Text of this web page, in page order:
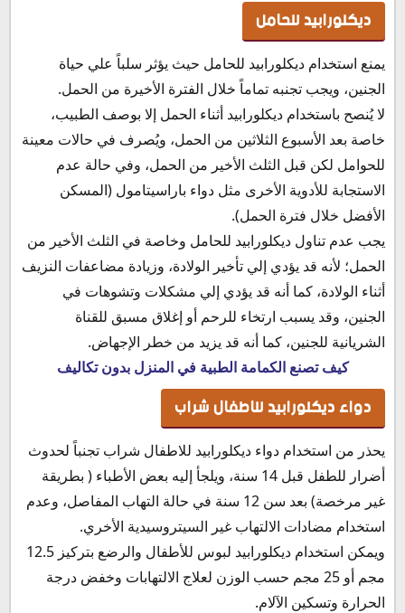
ديكلورابيد للحامل
يمنع استخدام ديكلورابيد للحامل حيث يؤثر سلباً علي حياة
الجنين، ويجب تجنبه تماماً خلال الفترة الأخيرة من الحمل.
لا يُنصح باستخدام ديكلورابيد أثناء الحمل إلا بوصف الطبيب،
خاصة بعد الأسبوع الثلاثين من الحمل، ويُصرف في حالات معينة
للحوامل لكن قبل الثلث الأخير من الحمل، وفي حالة عدم
الاستجابة للأدوية الأخرى مثل دواء باراسيتامول (المسكن
الأفضل خلال فترة الحمل).
يجب عدم تناول ديكلورابيد للحامل وخاصة في الثلث الأخير من
الحمل؛ لأنه قد يؤدي إلي تأخير الولادة، وزيادة مضاعفات النزيف
أثناء الولادة، كما أنه قد يؤدي إلي مشكلات وتشوهات في
الجنين، وقد يسبب ارتخاء للرحم أو إغلاق مسبق للقناة
الشريانية للجنين، كما أنه قد يزيد من خطر الإجهاض.
كيف تصنع الكمامة الطبية في المنزل بدون تكاليف
دواء ديكلورابيد للاطفال شراب
يحذر من استخدام دواء ديكلورابيد للاطفال شراب تجنباً لحدوث
أضرار للطفل قبل 14 سنة، ويلجأ إليه بعض الأطباء ( بطريقة
غير مرخصة) بعد سن 12 سنة في حالة التهاب المفاصل، وعدم
استخدام مضادات الالتهاب غير السيتروسيدية الأخري.
ويمكن استخدام ديكلورابيد لبوس للأطفال والرضع بتركيز 12.5
مجم أو 25 مجم حسب الوزن لعلاج الالتهابات وخفض درجة
الحرارة وتسكين الآلام.